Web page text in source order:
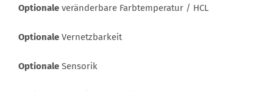
Optionaleveränderbare Farbtemperatur / HCL
OptionaleVernetzbarkeit
OptionaleSensorik